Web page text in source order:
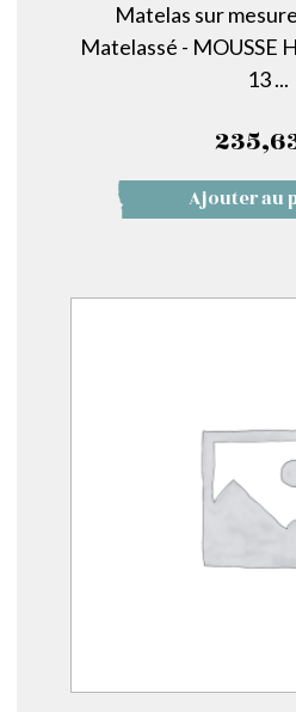
Matelas sur
Matelassé - MOUSSE
13 ...
Ajouter au